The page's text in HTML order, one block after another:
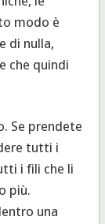
modo è
di nulla,
che quindi
Se prendete
tutti i
i fili che li
più.
una